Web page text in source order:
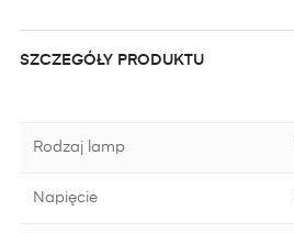
SZCZEGÓŁY PRODUKTU
Rodzaj lamp
Napięcie